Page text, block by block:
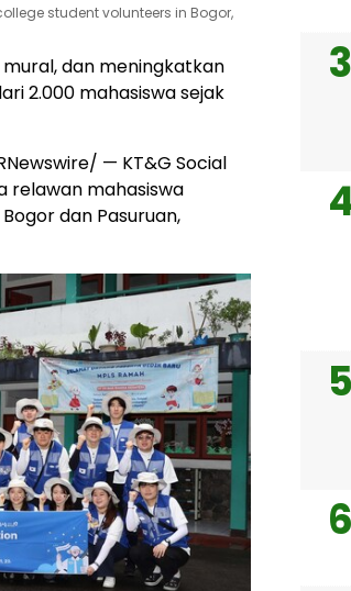
student volunteers in Bogor,
dan meningkatkan
2.000 mahasiswa sejak
— KT&G Social
relawan mahasiswa
dan Pasuruan,